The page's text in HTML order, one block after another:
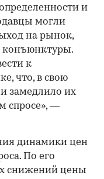
и
могли
на рынок,
конъюнктуры.
к
что, в свою
замедлило их
спросе», —
динамики цен
По его
снижений цены